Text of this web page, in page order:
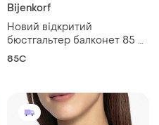
Bijenkorf
Новий відкритий
бюстгальтер балконет 85 с
без брителей
85C